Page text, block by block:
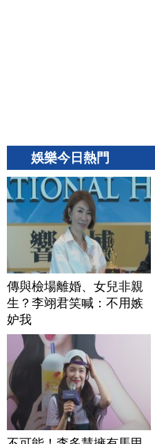
娛樂今日熱門
傳與檢場離婚、女兒非親
生？李翊君笑喊：不用嫉
妒我